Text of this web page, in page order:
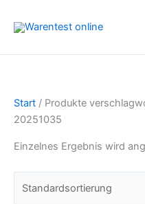
Inhalt
Start / Produkte
20251035
Einzelnes Ergebnis wird